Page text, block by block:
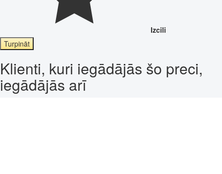
Izcili
Turpināt
Klienti, kuri iegādājās šo preci,
iegādājās arī